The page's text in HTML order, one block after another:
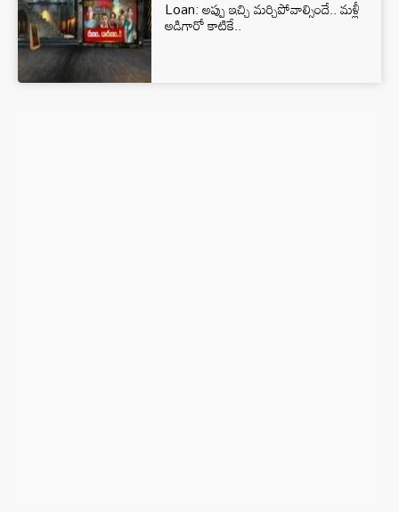
Loan: అప్పు ఇచ్చి మర్చిపోవాల్సిందే.. మళ్లీ
అడిగారో కాటికే..